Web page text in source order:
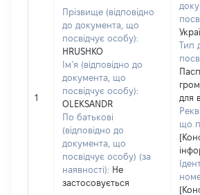
1
Прізвище (відповідно
до документа, що
посвідчує особу):
HRUSHKO
Ім’я (відповідно до
документа, що
посвідчує особу):
OLEKSANDR
По батькові
(відповідно до
документа, що
посвідчує особу) (за
наявності): Не
застосовується
Тип
для
що